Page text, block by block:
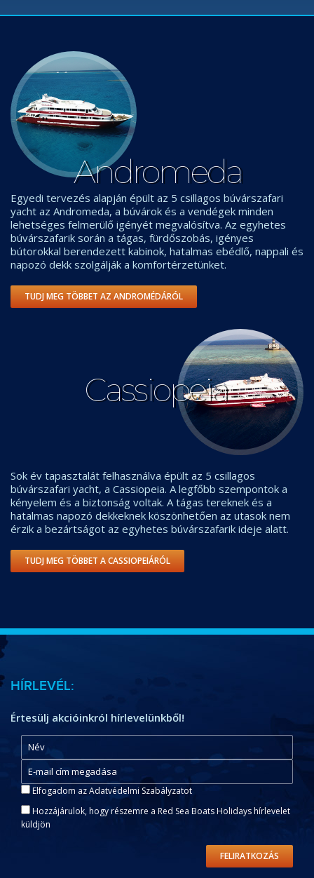
Andromeda
Egyedi tervezés alapján épült az 5 csillagos búvárszafari
yacht az Andromeda, a búvárok és a vendégek minden
lehetséges felmerülő igényét megvalósítva. Az egyhetes
búvárszafarik során a tágas, fürdőszobás, igényes
bútorokkal berendezett kabinok, hatalmas ebédlő, nappali és
napozó dekk szolgálják a komfortérzetünket.
TUDJ MEG TÖBBET AZ ANDROMÉDÁRÓL
Cassiopeia
Sok év tapasztalát felhasználva épült az 5 csillagos
búvárszafari yacht, a Cassiopeia. A legfőbb szempontok a
kényelem és a biztonság voltak. A tágas tereknek és a
hatalmas napozó dekkeknek köszönhetően az utasok nem
érzik a bezártságot az egyhetes búvárszafarik ideje alatt.
TUDJ MEG TÖBBET A CASSIOPEIÁRÓL
HÍRLEVÉL:
Értesülj akcióinkról hírlevelünkből!
Elfogadom az Adatvédelmi Szabályzatot
Hozzájárulok, hogy részemre a Red Sea Boats Holidays hírlevelet
küldjön
FELIRATKOZÁS